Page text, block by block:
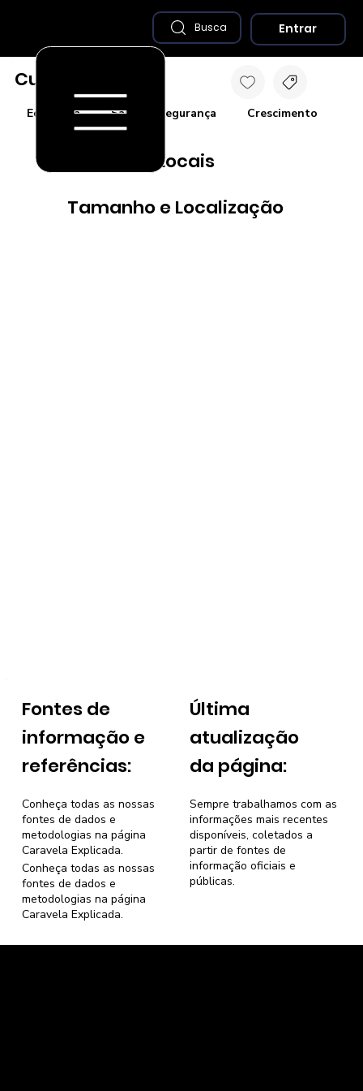
Tamanho e Localização
Destaques Locais
Fontes de
informação e
referências:
Última
atualização
da página:
Sempre trabalhamos com as
informações mais recentes
disponíveis, coletados a
partir de fontes de
informação oficiais e
públicas.
Conheça todas as nossas
fontes de dados e
metodologias na página
Caravela Explicada.
Conheça todas as nossas
fontes de dados e
metodologias na página
Caravela Explicada.
Economia Saúde e Segurança Crescimento
Curitiba - PR
Busca Entrar